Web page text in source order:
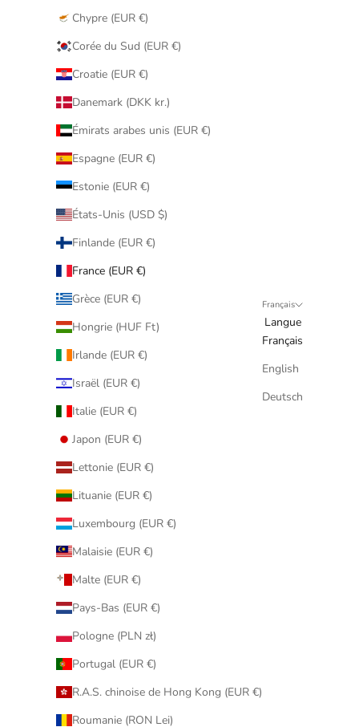
Chypre (EUR €)
Corée du Sud (EUR €)
Croatie (EUR €)
Danemark (DKK kr.)
Émirats arabes unis (EUR €)
Espagne (EUR €)
Estonie (EUR €)
États-Unis (USD $)
Finlande (EUR €)
France (EUR €)
Grèce (EUR €)
Hongrie (HUF Ft)
Irlande (EUR €)
Israël (EUR €)
Italie (EUR €)
Japon (EUR €)
Lettonie (EUR €)
Lituanie (EUR €)
Luxembourg (EUR €)
Malaisie (EUR €)
Malte (EUR €)
Pays-Bas (EUR €)
Pologne (PLN zł)
Portugal (EUR €)
R.A.S. chinoise de Hong Kong (EUR €)
Roumanie (RON Lei)
Français
Langue
Français
English
Deutsch